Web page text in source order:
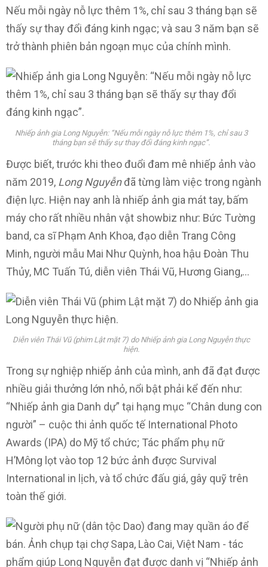
Nếu mỗi ngày nỗ lực thêm 1%, chỉ sau 3 tháng bạn sẽ
thấy sự thay đổi đáng kinh ngạc; và sau 3 năm bạn sẽ
trở thành phiên bản ngoạn mục của chính mình.
Nhiếp ảnh gia Long Nguyễn: “Nếu mỗi ngày nỗ lực thêm 1%, chỉ sau 3
tháng bạn sẽ thấy sự thay đổi đáng kinh ngạc”.
Được biết, trước khi theo đuổi đam mê nhiếp ảnh vào
năm 2019, Long Nguyễnđã từng làm việc trong ngành
điện lực. Hiện nay anh là nhiếp ảnh gia mát tay, bấm
máy cho rất nhiều nhân vật showbiz như: Bức Tường
band, ca sĩ Phạm Anh Khoa, đạo diễn Trang Công
Minh, người mẫu Mai Như Quỳnh, hoa hậu Đoàn Thu
Thủy, MC Tuấn Tú, diễn viên Thái Vũ, Hương Giang,…
Diễn viên Thái Vũ (phim Lật mặt 7) do Nhiếp ảnh gia Long Nguyễn thực
hiện.
Trong sự nghiệp nhiếp ảnh của mình, anh đã đạt được
nhiều giải thưởng lớn nhỏ, nổi bật phải kể đến như:
“Nhiếp ảnh gia Danh dự” tại hạng mục “Chân dung con
người” – cuộc thi ảnh quốc tế International Photo
Awards (IPA) do Mỹ tổ chức; Tác phẩm phụ nữ
H’Mông lọt vào top 12 bức ảnh được Survival
International in lịch, và tổ chức đấu giá, gây quỹ trên
toàn thế giới.